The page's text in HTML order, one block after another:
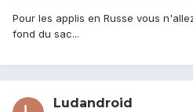
Pour les applis en Russe vous
fond du sac...
Ludandroid